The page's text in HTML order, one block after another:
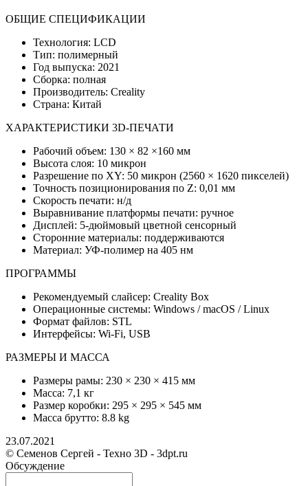
ОБЩИЕ СПЕЦИФИКАЦИИ
Технология: LCD
Тип: полимерный
Год выпуска: 2021
Сборка: полная
Производитель: Creality
Страна: Китай
ХАРАКТЕРИСТИКИ 3D-ПЕЧАТИ
Рабочий объем: 130 × 82 ×160 мм
Высота слоя: 10 микрон
Разрешение по XY: 50 микрон (2560 × 1620 пикселей)
Точность позиционирования по Z: 0,01 мм
Скорость печати: н/д
Выравнивание платформы печати: ручное
Дисплей: 5-дюймовый цветной сенсорный
Сторонние материалы: поддерживаются
Материал: УФ-полимер на 405 нм
ПРОГРАММЫ
Рекомендуемый слайсер: Creality Box
Операционные системы: Windows / macOS / Linux
Формат файлов: STL
Интерфейсы: Wi-Fi, USB
РАЗМЕРЫ И МАССА
Размеры рамы: 230 × 230 × 415 мм
Масса: 7,1 кг
Размер коробки: 295 × 295 × 545 мм
Масса брутто: 8.8 kg
23.07.2021
© Семенов Сергей - Техно 3D - 3dpt.ru
Обсуждение